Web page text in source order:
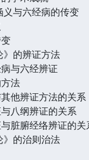
与六经病的传变
》的辨证方法
与六经辨证
法
他辨证方法的关系
与八纲辨证的关系
与脏腑经络辨证的关
》的治则治法